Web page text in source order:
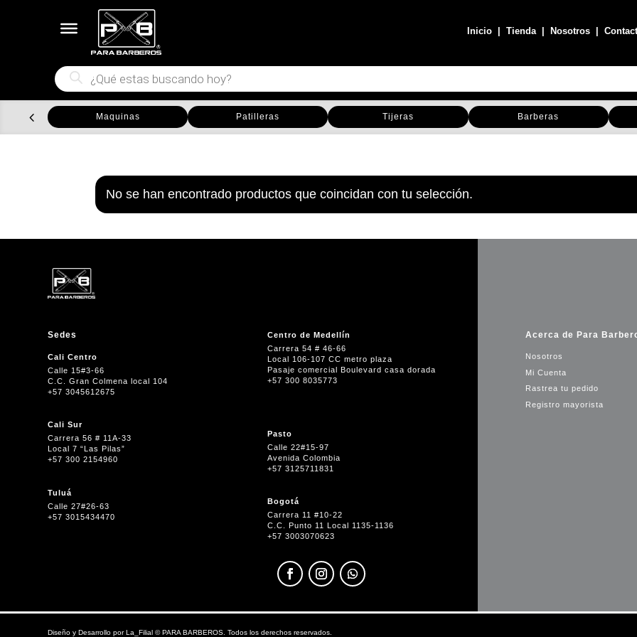
Inicio |Tienda| Nosotros |
Búsqueda
de
productos
Maquinas Patilleras Tijeras Barberas
No se han encontrado productos que coincidan con tu selección.
Sedes
Cali Centro
Calle 15#3-66
C.C. Gran Colmena local 104
+57 3045612675
Cali Sur
Carrera 56 # 11A-33
Local 7 “Las Pilas”
+57 300 2154960
Tuluá
Calle 27#26-63
+57 3015434470
Centro de Medellín
Carrera 54 # 46-66
Local 106-107 CC metro plaza
Pasaje comercial Boulevard casa dorada
+57 300 8035773
Pasto
Calle 22#15-97
Avenida Colombia
+57 3125711831
Bogotá
Carrera 11 #10-22
C.C. Punto 11 Local 1135-1136
+57 3003070623
Acerca de Para
Nosotros
Mi Cuenta
Rastrea tu pedido
Registro mayorista
Diseño y Desarrollo porLa_Filial ©PARA BARBEROS. Todos los derechos reservados.